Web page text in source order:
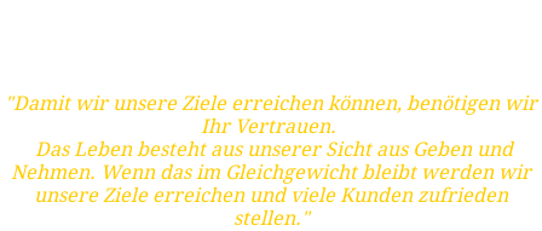
"Damit wir unsere Ziele erreichen können, benötigen wir
Ihr Vertrauen.
Das Leben besteht aus unserer Sicht aus Geben und
Nehmen. Wenn das im Gleichgewicht bleibt werden wir
unsere Ziele erreichen und viele Kunden zufrieden
stellen."